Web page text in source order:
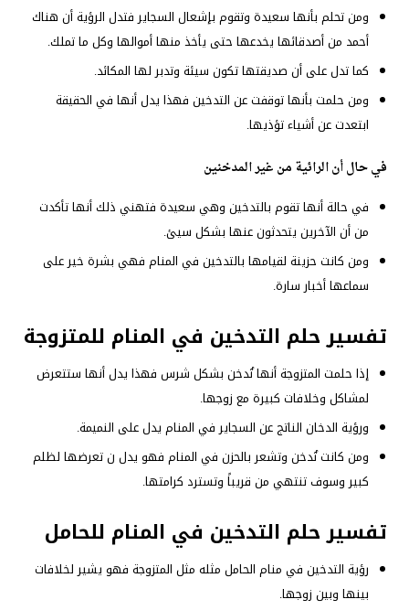
ومن تحلم بأنها سعيدة وتقوم بإشعال السجاير فتدل الرؤية أن هناك
أحمد من أصدقائها يخدعها حتى يأخذ منها أموالها وكل ما تملك.
كما تدل على أن صديقتها تكون سيئة وتدبر لها المكائد.
ومن حلمت بأنها توقفت عن التدخين فهذا يدل أنها في الحقيقة
ابتعدت عن أشياء تؤذيها.
في حال أن الرائية من غير المدخنين
في حالة أنها تقوم بالتدخين وهي سعيدة فتهني ذلك أنها تأكدت
من أن الآخرين يتحدثون عنها بشكل سيئ.
ومن كانت حزينة لقيامها بالتدخين في المنام فهي بشرة خير على
سماعها أخبار سارة.
تفسير حلم التدخين في المنام للمتزوجة
إذا حلمت المتزوجة أنها تُدخن بشكل شرس فهذا يدل أنها ستتعرض
لمشاكل وخلافات كبيرة مع زوجها.
ورؤية الدخان الناتج عن السجاير في المنام يدل على النميمة.
ومن كانت تُدخن وتشعر بالحزن في المنام فهو يدل ن تعرضها لظلم
كبير وسوف تنتهي من قريباً وتسترد كرامتها.
تفسير حلم التدخين في المنام للحامل
رؤية التدخين في منام الحامل مثله مثل المتزوجة فهو يشير لخلافات
بينها وبين زوجها.